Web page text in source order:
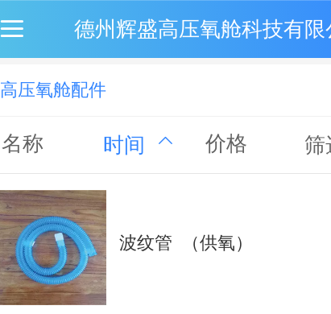
德州辉盛高压氧舱科技有限
高压氧舱配件
名称 时间 价格 筛
波纹管 （供氧）